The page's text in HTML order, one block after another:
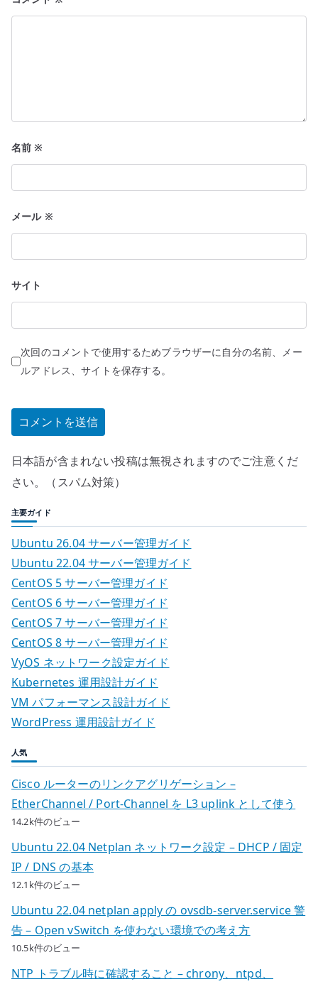
名前※
メール ※
サイト
次回のコメントで使用するためブラウザーに自分の名前、メー
ルアドレス、サイトを保存する。
日本語が含まれない投稿は無視されますのでご注意くだ
さい。（スパム対策）
主要ガイド
Ubuntu 26.04 サーバー管理ガイド
Ubuntu 22.04 サーバー管理ガイド
CentOS 5 サーバー管理ガイド
CentOS 6 サーバー管理ガイド
CentOS 7 サーバー管理ガイド
CentOS 8 サーバー管理ガイド
VyOS ネットワーク設定ガイド
Kubernetes 運用設計ガイド
VM パフォーマンス設計ガイド
WordPress 運用設計ガイド
人気
Cisco ルーターのリンクアグリゲーション –
EtherChannel / Port-Channel を L3 uplink として使う
14.2k件のビュー
Ubuntu 22.04 Netplan ネットワーク設定 – DHCP / 固定
IP / DNS の基本
12.1k件のビュー
Ubuntu 22.04 netplan apply の ovsdb-server.service 警
告 – Open vSwitch を使わない環境での考え方
10.5k件のビュー
NTP トラブル時に確認すること – chrony、ntpd、